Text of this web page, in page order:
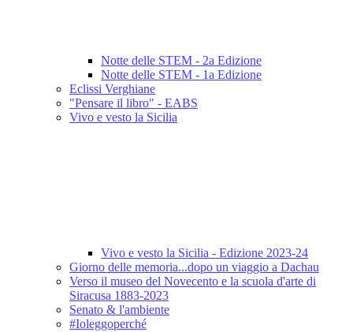
Notte delle STEM - 2a Edizione
Notte delle STEM - 1a Edizione
Eclissi Verghiane
"Pensare il libro" - EABS
Vivo e vesto la Sicilia
Vivo e vesto la Sicilia - Edizione 2023-24
Giorno delle memoria...dopo un viaggio a Dachau
Verso il museo del Novecento e la scuola d'arte di
Siracusa 1883-2023
Senato & l'ambiente
#Ioleggoperché